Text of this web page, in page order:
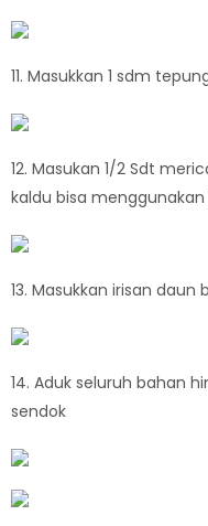
11. Masukkan 1 sdm
12. Masukan 1/2 Sdt
kaldu bisa
13. Masukkan irisan
14. Aduk seluruh bahan
sendok